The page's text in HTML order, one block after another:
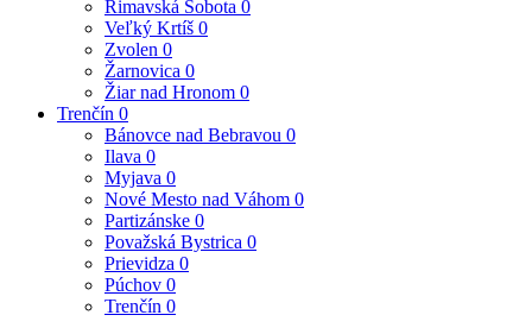
Rimavská Sobota 0
Veľký Krtíš 0
Zvolen 0
Žarnovica 0
Žiar nad Hronom 0
Trenčín 0
Bánovce nad Bebravou 0
Ilava 0
Myjava 0
Nové Mesto nad Váhom 0
Partizánske 0
Považská Bystrica 0
Prievidza 0
Púchov 0
Trenčín 0